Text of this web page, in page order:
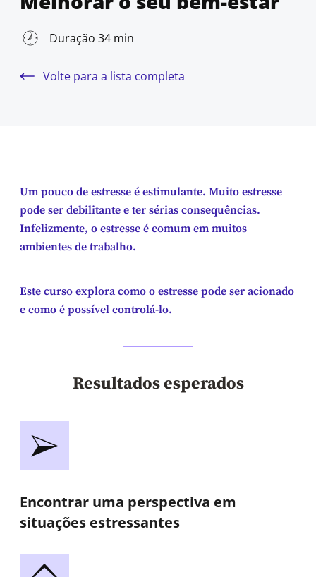
Duração 34 min
Volte para a lista completa
Um pouco de estresse é estimulante. Muito estresse
pode ser debilitante e ter sérias consequências.
Infelizmente, o estresse é comum em muitos
ambientes de trabalho.
Este curso explora como o estresse pode ser acionado
e como é possível controlá-lo.
Resultados esperados
Encontrar uma perspectiva em
situações estressantes